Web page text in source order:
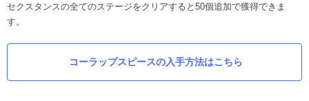
セクスタンスの全てのステージをクリアすると50個追加で獲得できま
す。
コーラップスピースの入手方法はこちら